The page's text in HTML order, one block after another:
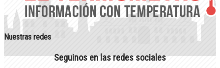
Nuestras redes
Seguinos en las redes sociales